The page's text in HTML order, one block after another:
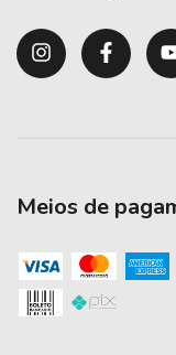
Meios de